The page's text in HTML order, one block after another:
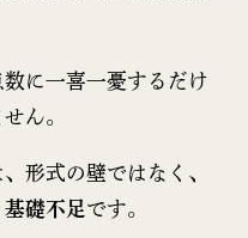
に一喜一憂するだけ
ん。
形式の壁ではなく、
礎不足です。